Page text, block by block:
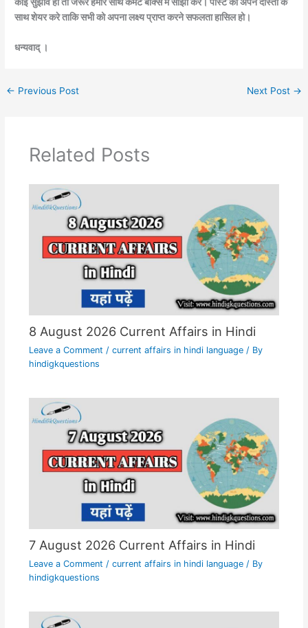
साथ शेयर करे ताकि सभी को अपना लक्ष्य प्राप्त करने सफलता हासिल हो।
धन्यवाद् ।
← Previous Post Next Post →
Related Posts
8 August 2026 Current Affairs in Hindi
Leave a Comment / current affairs in hindi language/ By
hindigkquestions
7 August 2026 Current Affairs in Hindi
Leave a Comment / current affairs in hindi language/ By
hindigkquestions